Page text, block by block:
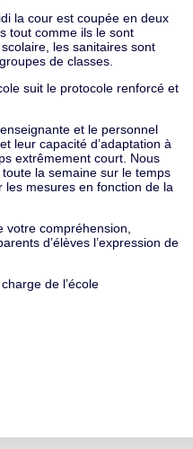
la cour est coupée en deux
tout comme ils le sont
les sanitaires sont
de classes.
suit le protocole renforcé et
et le personnel
leur capacité d’adaptation à
extrêmement court. Nous
la semaine sur le temps
mesures en fonction de la
votre compréhension,
d’élèves l’expression de
de l’école